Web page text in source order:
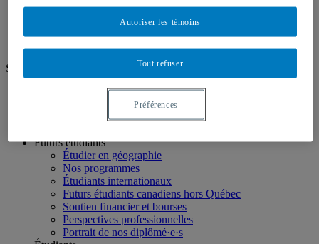
Revue de presse
Suivez-nous
Futurs étudiants
Étudier en géographie
Nos programmes
Étudiants internationaux
Futurs étudiants canadiens hors Québec
Soutien financier et bourses
Perspectives professionnelles
Portrait de nos diplômé·e·s
Tout refuser
Autoriser les témoins
Préférences